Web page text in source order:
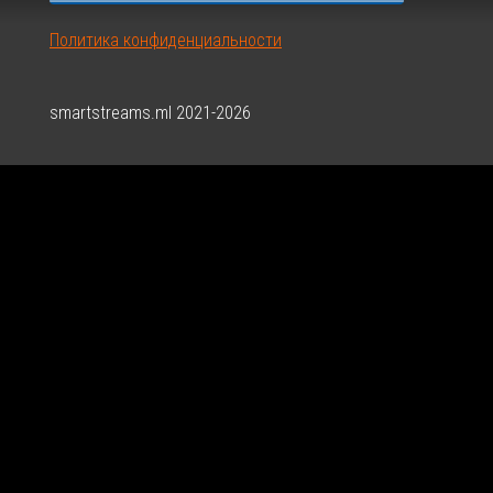
Политика конфиденциальности
smartstreams.ml 2021-2026